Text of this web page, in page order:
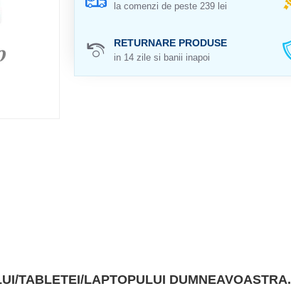
la comenzi de peste 239 lei
RETURNARE PRODUSE
in 14 zile si banii inapoi
TABLETEI/LAPTOPULUI DUMNEAVOASTRA.